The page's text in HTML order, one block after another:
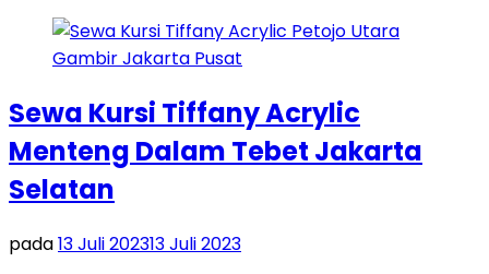
Sewa Kursi Tiffany Acrylic
Menteng Dalam Tebet Jakarta
Selatan
pada13 Juli 202313 Juli 2023